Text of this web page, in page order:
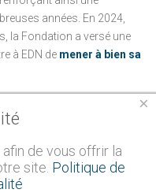
années. En 2024,
la Fondation a versé une
à EDN de mener à bien sa
×
de vous offrir la
site. Politique de